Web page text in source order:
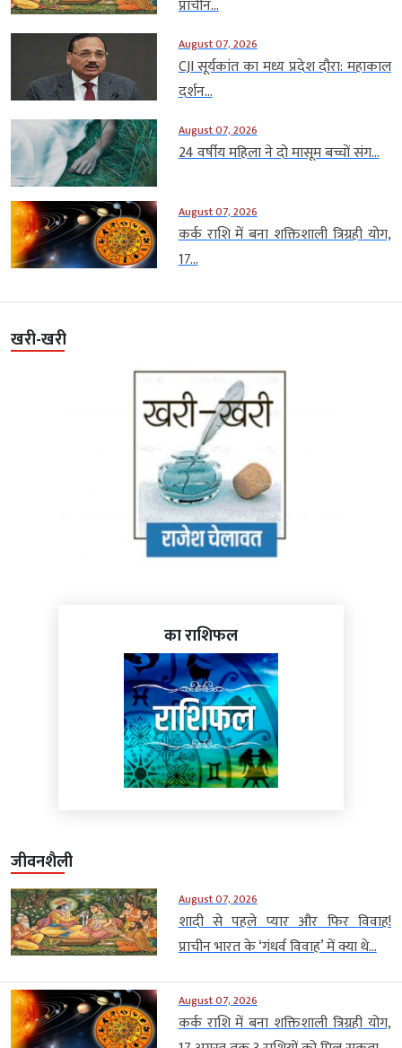
प्राचीन...
August 07, 2026
CJI सूर्यकांत का मध्य प्रदेश दौरा: महाकाल
दर्शन...
August 07, 2026
24 वर्षीय महिला ने दो मासूम बच्चों संग...
August 07, 2026
कर्क राशि में बना शक्तिशाली त्रिग्रही योग,
17...
खरी-खरी
का राशिफल
जीवनशैली
August 07, 2026
शादी से पहले प्यार और फिर विवाह!
प्राचीन भारत के ‘गंधर्व विवाह’ में क्या थे...
August 07, 2026
कर्क राशि में बना शक्तिशाली त्रिग्रही योग,